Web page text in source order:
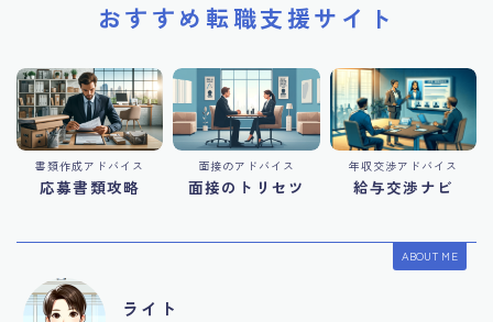
おすすめ転職支援サイト
書類作成アドバイス
応募書類攻略
面接のアドバイス
面接のトリセツ
年収交渉アドバイス
給与交渉ナビ
ABOUT ME
ライト